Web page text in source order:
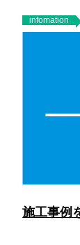
infomation
施工事例